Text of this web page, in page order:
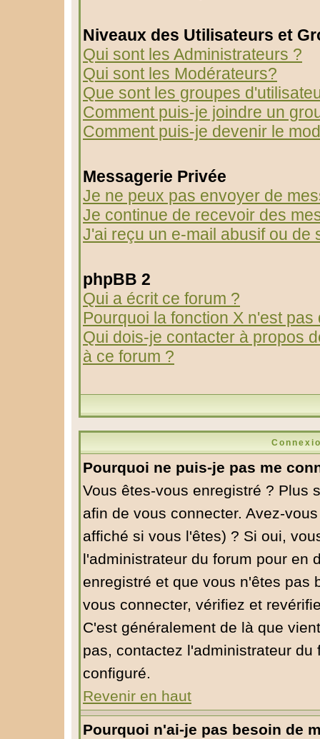
Niveaux des Utilisateurs et
Qui sont les Administrateurs ?
Qui sont les Modérateurs?
Que sont les groupes
Comment puis-je joindre un
Comment puis-je devenir le
Messagerie Privée
Je ne peux pas envoyer de
Je continue de recevoir des
J'ai reçu un e-mail abusif ou de
phpBB 2
Qui a écrit ce forum ?
Pourquoi la fonction X n'est pas
Qui dois-je contacter à propos
à ce forum ?
Pourquoi ne puis-je pas me
Vous êtes-vous enregistré ? Plus
afin de vous connecter. Avez-
affiché si vous l'êtes) ? Si oui,
l'administrateur du forum pour en
enregistré et que vous n'êtes pas
vous connecter, vérifiez et
C'est généralement de là que
pas, contactez l'administrateur
configuré.
Revenir en haut
Pourquoi n'ai-je pas besoin de